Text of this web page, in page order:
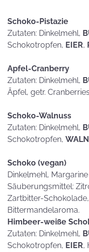
Schoko-Pistazie
Zutaten: Dinkelmehl,
Schokotropfen, EIER,
Apfel-Cranberry
Zutaten: Dinkelmehl,
Äpfel, getr.
Schoko-Walnuss
Zutaten: Dinkelmehl,
Schokotropfen,
Schoko (vegan)
Dinkelmehl,
Säuberungsmittel:
Zartbitter-
Bittermandelaroma.
Himbeer-weiße
Zutaten: Dinkelmehl,
Schokotropfen, EIER,